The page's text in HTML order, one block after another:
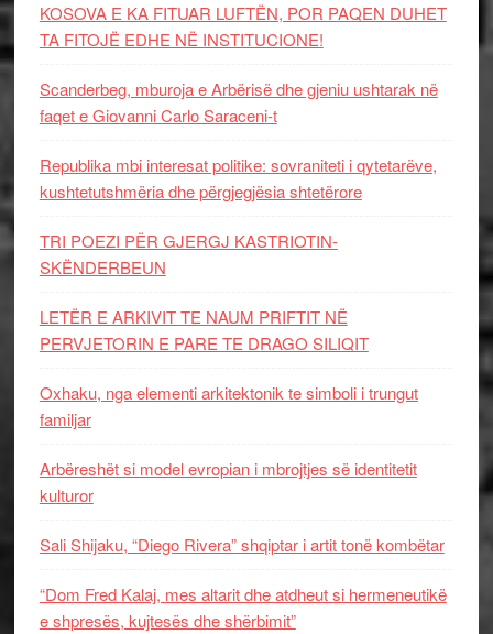
KOSOVA E KA FITUAR LUFTËN, POR PAQEN DUHET
TA FITOJË EDHE NË INSTITUCIONE!
Scanderbeg, mburoja e Arbërisë dhe gjeniu ushtarak në
faqet e Giovanni Carlo Saraceni-t
Republika mbi interesat politike: sovraniteti i qytetarëve,
kushtetutshmëria dhe përgjegjësia shtetërore
TRI POEZI PËR GJERGJ KASTRIOTIN-
SKËNDERBEUN
LETËR E ARKIVIT TE NAUM PRIFTIT NË
PERVJETORIN E PARE TE DRAGO SILIQIT
Oxhaku, nga elementi arkitektonik te simboli i trungut
familjar
Arbëreshët si model evropian i mbrojtjes së identitetit
kulturor
Sali Shijaku, “Diego Rivera” shqiptar i artit tonë kombëtar
“Dom Fred Kalaj, mes altarit dhe atdheut si hermeneutikë
e shpresës, kujtesës dhe shërbimit”